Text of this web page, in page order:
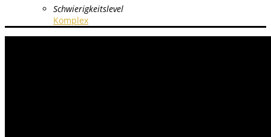
Schwierigkeitslevel
Komplex